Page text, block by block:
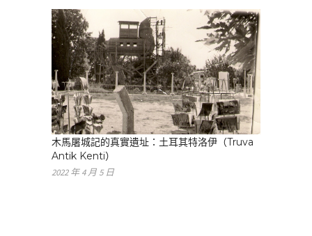
木馬屠城記的真實遺址：土耳其特洛伊（Truva
Antik Kenti）
2022 年 4 月 5 日